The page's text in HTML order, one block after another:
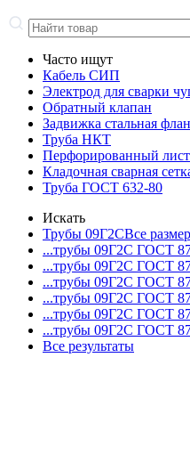
Часто ищут
Кабель СИП
Электрод для сварки
Обратный клапан
Задвижка стальная
Труба НКТ
Перфорированный лист
Кладочная сварная
Труба ГОСТ 632-80
Искать
Трубы 09Г2СВсе
...трубы 09Г2С ГОСТ
...трубы 09Г2С ГОСТ
...трубы 09Г2С ГОСТ
...трубы 09Г2С ГОСТ
...трубы 09Г2С ГОСТ
...трубы 09Г2С ГОСТ
Все результаты